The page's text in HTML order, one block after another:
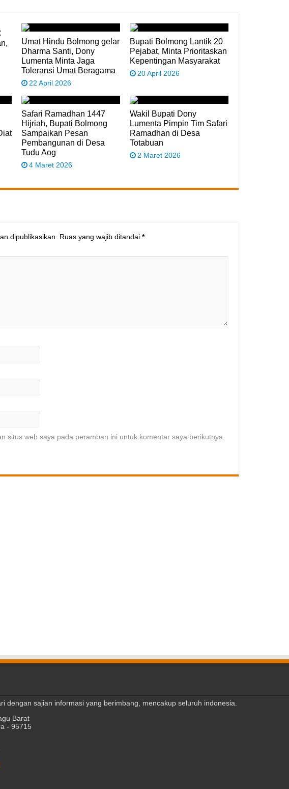
Umat Hindu Bolmong gelar
Dharma Santi, Dony
Lumenta Minta Jaga
Toleransi Umat Beragama
22 April 2026
Bupati Bolmong Lantik 20
Pejabat, Minta Prioritaskan
Kepentingan Masyarakat
20 April 2026
Safari Ramadhan 1447
Hijriah, Bupati Bolmong
Sampaikan Pesan
Pembangunan di Desa
Tudu Aog
4 Maret 2026
Wakil Bupati Dony
Lumenta Pimpin Tim Safari
Ramadhan di Desa
Totabuan
2 Maret 2026
dipublikasikan. Ruas yang wajib ditandai *
situs web saya pada peramban ini untuk komentar saya berikutnya.
dengan sajian informasi yang berimbang, mencakup seluruh indonesia.
Barat
- 95715